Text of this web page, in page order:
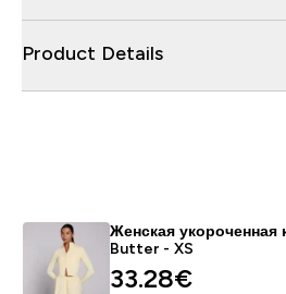
Product Details
Женская укороченная
Butter - XS
33.28€‎